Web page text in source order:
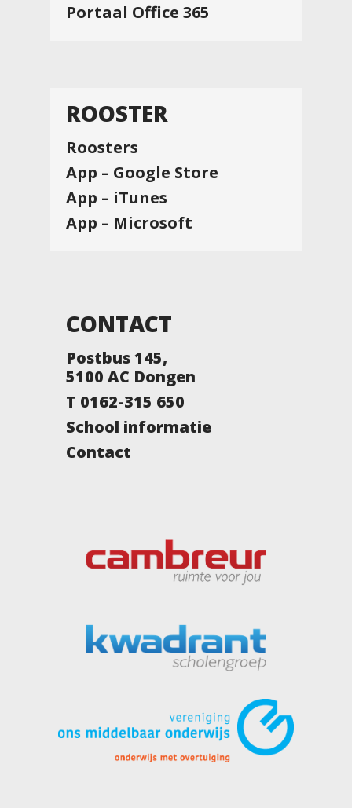
Portaal Office 365
ROOSTER
Roosters
App – Google Store
App – iTunes
App – Microsoft
CONTACT
Postbus 145,
5100 AC Dongen
T 0162-315 650
School informatie
Contact